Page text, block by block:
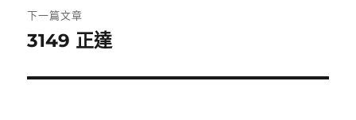
覽
文
章:
下一篇文章
下
篇
3149 正達